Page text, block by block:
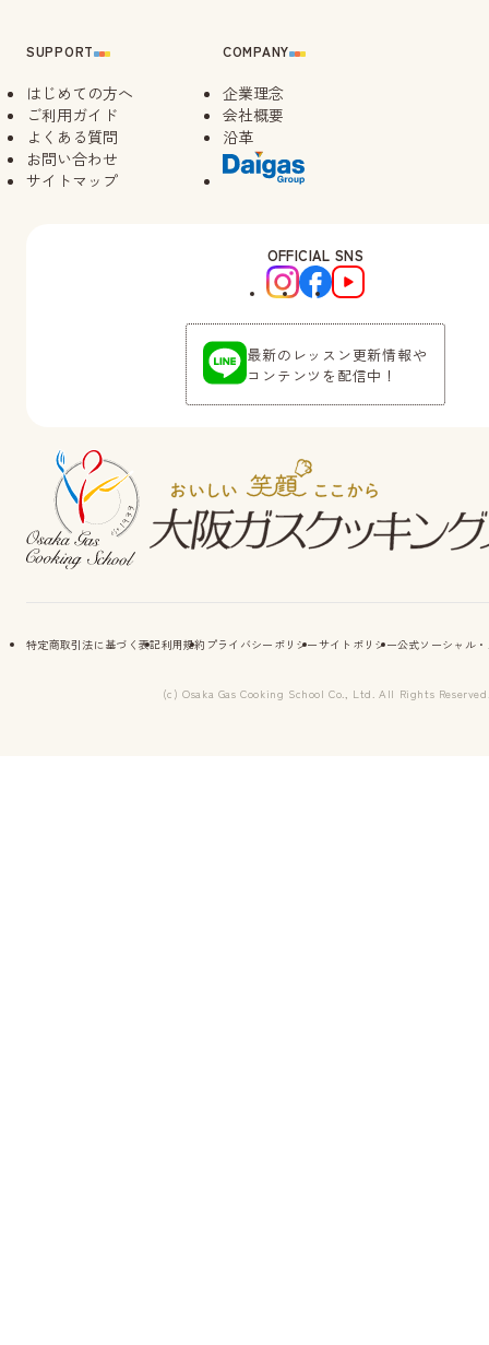
SUPPORT
はじめての方へ
ご利用ガイド
よくある質問
お問い合わせ
サイトマップ
COMPANY
企業理念
会社概要
沿革
OFFICIAL SNS
最新のレッスン更新情報や
コンテンツを配信中！
特定商取引法に基づく表記利用規約 プライバシーポリシーサイトポリシー公式ソーシャル
(c) Osaka Gas Cooking School Co., Ltd. All Rights